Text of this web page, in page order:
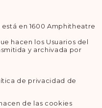
en 1600 Amphitheatre
hacen los Usuarios del
y archivada por
de privacidad de
de las cookies